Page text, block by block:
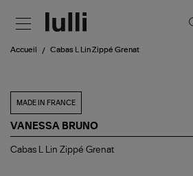
Accueil Cabas L Lin Zippé Grenat
MADE IN FRANCE
VANESSA BRUNO
Cabas
Cabas L Lin Zippé Grenat